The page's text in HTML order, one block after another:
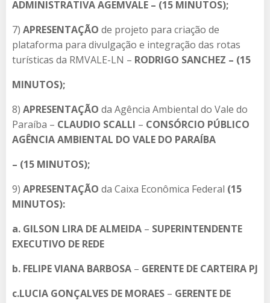
ADMINISTRATIVA AGEMVALE – (15 MINUTOS);
7) APRESENTAÇÃO de projeto para criação de
plataforma para divulgação e integração das rotas
turísticas da RMVALE-LN – RODRIGO SANCHEZ – (15
MINUTOS);
8) APRESENTAÇÃO da Agência Ambiental do Vale do
Paraíba – CLAUDIO SCALLI – CONSÓRCIO PÚBLICO
AGÊNCIA AMBIENTAL DO VALE DO PARAÍBA
– (15 MINUTOS);
9) APRESENTAÇÃO da Caixa Econômica Federal (15
MINUTOS):
a. GILSON LIRA DE ALMEIDA – SUPERINTENDENTE
EXECUTIVO DE REDE
b. FELIPE VIANA BARBOSA – GERENTE DE CARTEIRA PJ
c.LUCIA GONÇALVES DE MORAES – GERENTE DE